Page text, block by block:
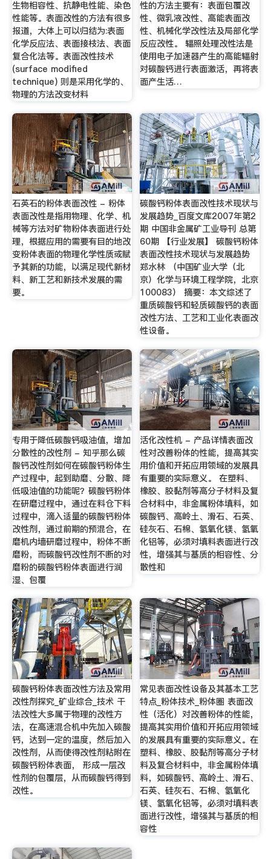
生物相容性、抗静电性能、染色
性能等。表面改性的方法有很多
报道，大体上可以归结为:表面
化学反应法、表面接枝法、表面
复合化法等。表面改性技术
(surface modified
technique) 则是采用化学的、
物理的方法改变材料
性的方法主要有：表面包覆改
性、微乳液改性、高能表面改
性、机械化学改性法及局部化学
反应改性。 辐照处理改性法是
使用电子加速器产生的高能辐射
对碳酸钙进行表面激活，再将表
面产生活…
石英石的粉体表面改性 - 粉体
表面改性是指用物理、化学、机
械等方法对矿物粉体表面进行处
理，根据应用的需要有目的地改
变粉体表面的物理化学性质或赋
予其新的功能，以满足现代新材
料、新工艺和新技术发展的需
要。
碳酸钙粉体表面改性技术现状与
发展趋势_百度文库2007年第2
期 中国非金属矿工业导刊 总第
60期 【行业发展】 碳酸钙粉体
表面改性技术现状与发展趋势
郑水林 （中国矿业大学（北
京）化学与环境工程学院，北京
100083） 摘要：本文综述了
重质碳酸钙和轻质碳酸钙的表面
改性方法、工艺和工业化表面改
性设备。
专用于降低碳酸钙吸油值，增加
分散性的改性剂 - 知乎那么碳
酸钙改性剂如何在碳酸钙粉体生
产过程中，起到助磨、分散、降
低吸油值的功能呢？碳酸钙粉体
在研磨过程中，通过在料仓下料
过程中，滴入适量的碳酸钙粉体
改性剂，通过前期的预混合，在
磨机内墙研磨过程中，粉体不断
磨粉，而碳酸钙改性剂不断的对
磨粉的碳酸钙粉体表面进行润
湿、包覆
活化改性机 - 产品详情表面改
性对改善粉体的性能，提高其实
用价值和开拓应用领域的发展具
有重要的实际意义。 在塑料、
橡胶、胶黏剂等高分子材料及复
合材料中，非金属粉体填料，如
碳酸钙、高岭土、滑石、石英、
硅灰石、石棉、氢氧化镁、氢氧
化铝等，必须对填料表面进行改
性，增强其与基质的相容性、分
散性和
碳酸钙粉体表面改性方法及常用
改性剂探究_矿业综合_技术 干
法改性大多属于物理的改性方
法，在高速混合机中先加入碳酸
钙，达到一定的温度，然后加入
改性剂，从而使得改性剂粘附在
碳酸钙粉体表面， 形成一层改
性剂的包覆层，从而碳酸钙得到
改性。
常见表面改性设备及其基本工艺
特点_粉体技术_粉体圈 表面改
性（活化）对改善粉体的性能，
提高其实用价值和开拓应用领域
的发展具有重要的实际意义。在
塑料、橡胶、胶黏剂等高分子材
料及复合材料中，非金属粉体填
料，如碳酸钙、高岭土、滑石、
石英、硅灰石、石棉、氢氧化
镁、氢氧化铝等，必须对填料表
面进行改性，增强其与基质的相
容性